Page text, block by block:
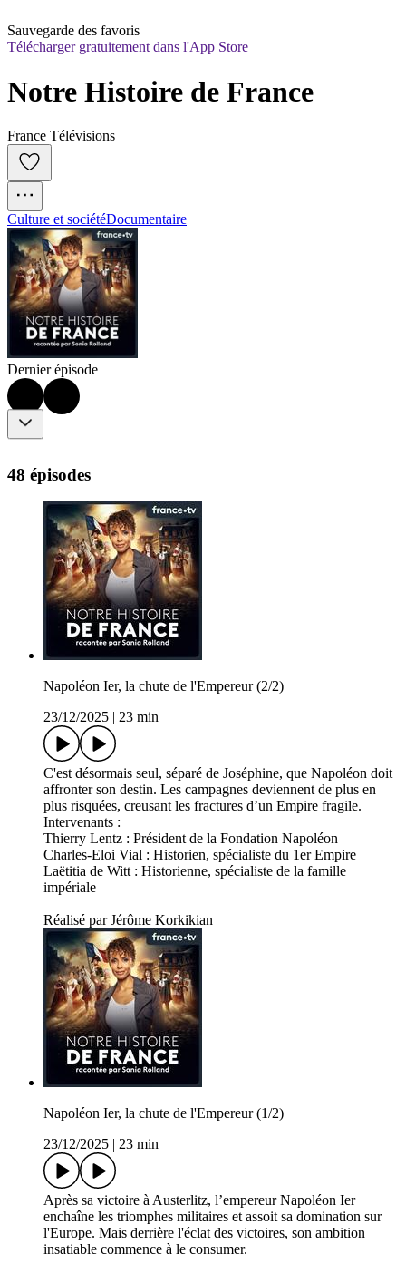
Sauvegarde des favoris
Télécharger gratuitement dans l'App Store
Notre Histoire de France
France Télévisions
Culture et sociétéDocumentaire
Dernier épisode
48 épisodes
Napoléon Ier, la chute de l'Empereur (2/2)
23/12/2025
23 min
C'est désormais seul, séparé de Joséphine, que Napoléon doit
affronter son destin. Les campagnes deviennent de plus en
plus risquées, creusant les fractures d’un Empire fragile.
Intervenants :
Thierry Lentz : Président de la Fondation Napoléon
Charles-Eloi Vial : Historien, spécialiste du 1er Empire
Laëtitia de Witt : Historienne, spécialiste de la famille
impériale
Réalisé par Jérôme Korkikian
Napoléon Ier, la chute de l'Empereur (1/2)
23/12/2025
23 min
Après sa victoire à Austerlitz, l’empereur Napoléon Ier
enchaîne les triomphes militaires et assoit sa domination sur
l'Europe. Mais derrière l'éclat des victoires, son ambition
insatiable commence à le consumer.